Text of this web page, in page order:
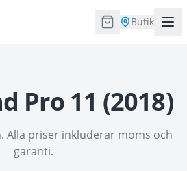
Butik
Pro 11 (2018)
Alla priser inkluderar moms och
garanti.